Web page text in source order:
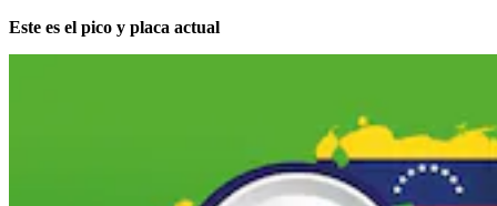
Este es el pico y placa actual